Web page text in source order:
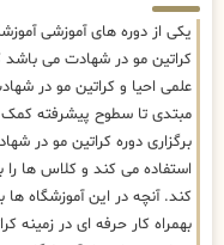
یکی از دوره های آموزشی
کراتین مو در شهادت می
علمی احیا و کراتین مو در
مبتدی تا سطوح پیشرفته کمک
برگزاری دوره کراتین مو در
استفاده می کند و کلاس ها را
کند. آنچه در این آموزشگاه
بهمراه کار حرفه ای در زمینه